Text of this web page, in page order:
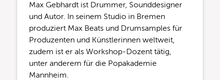
Max Gebhardt ist Drummer, Sounddesigner
und Autor. In seinem Studio in Bremen
produziert Max Beats und Drumsamples für
Produzenten und Künstlerinnen weltweit,
zudem ist er als Workshop-Dozent tätig,
unter anderem für die Popakademie
Mannheim.